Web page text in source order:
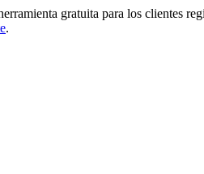
gratuita para los clientes
.